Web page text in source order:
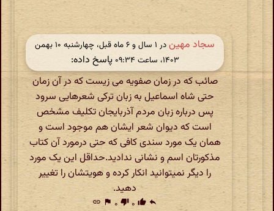
سجاد مهین
در ‫۱ سال و ۶ ماه قبل، چهارشنبه ۱۰ بهمن
۱۴۰۳، ساعت ۰۹:۳۴
پاسخ داده:
صائب که در زمان صفویه می زیست که در آن زمان
حتی شاه اسماعیل به زبان ترکی شعرهایی سرود
پس درباره زبان مردم آذربایجان تکلیف مشخص
است که دیوان شعر ایشان هم موجود است و
همان یک مورد سندی کافی که حتی درمورد آن کتاب
مذکورتان اسم و نشانی ندادید.حداقل این یک مورد
را دیگر نمیتوانید انکار کرده و هویتشان را تغییر
دهید.
reply
thumb_up ۰ thumb_down ۰ flag
link